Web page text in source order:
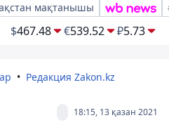
мақтанышы
$467.48 €539.52 ₽5.73
Редакция Zakon.kz
18:15, 13 қазан 2021